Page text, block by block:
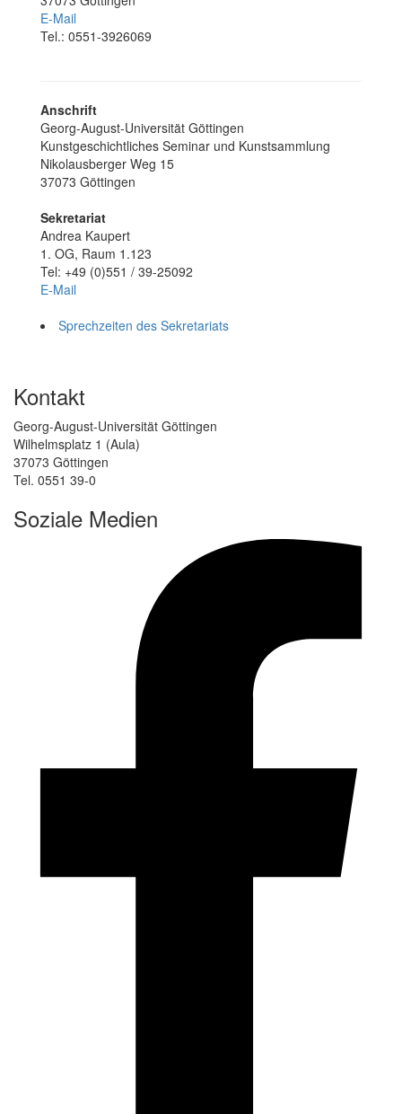
E-Mail
Tel.: 0551-3926069
Anschrift
Georg-August-Universität Göttingen
Kunstgeschichtliches Seminar und Kunstsammlung
Nikolausberger Weg 15
37073 Göttingen
Sekretariat
Andrea Kaupert
1. OG, Raum 1.123
Tel: +49 (0)551 / 39-25092
E-Mail
Sprechzeiten des Sekretariats
Kontakt
Georg-August-Universität Göttingen
Wilhelmsplatz 1 (Aula)
37073 Göttingen
Tel. 0551 39-0
Soziale Medien